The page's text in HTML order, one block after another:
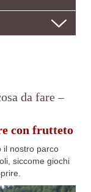
da fare –
con frutteto
il nostro parco
siccome giochi